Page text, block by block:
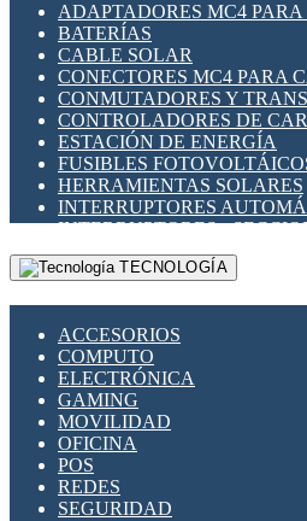
ADAPTADORES MC4
BATERÍAS
CABLE SOLAR
CONECTORES MC4 PARA
CONMUTADORES Y
CONTROLADORES DE
ESTACIÓN DE ENERGÍA
FUSIBLES
HERRAMIENTAS SOLARES
INTERRUPTORES
INTERRUPTORES -
FOTOVOLTÁICOS
MONTAJE PANEL SOLAR
SUPRESOR DE
APLICACIONES
TECNOLOGÍA
ACCESORIOS
COMPUTO
ELECTRÓNICA
GAMING
MOVILIDAD
OFICINA
POS
REDES
SEGURIDAD